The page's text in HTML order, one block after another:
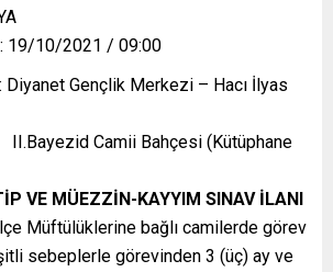
: 19/10/2021 / 09:00
Gençlik Merkezi – Hacı İlyas
Bahçesi (Kütüphane
VE MÜEZZİN-KAYYIM SINAV İLANI
Müftülüklerine bağlı camilerde görev
sebeplerle görevinden 3 (üç) ay ve